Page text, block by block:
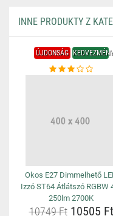
INNE PRODUKTY Z
ÚJDONSÁG KEDVEZMÉNY
Okos E27 Dimmelhető
Izzó ST64 Átlátszó RGBW
250lm 2700K
10749 Ft10505 Ft